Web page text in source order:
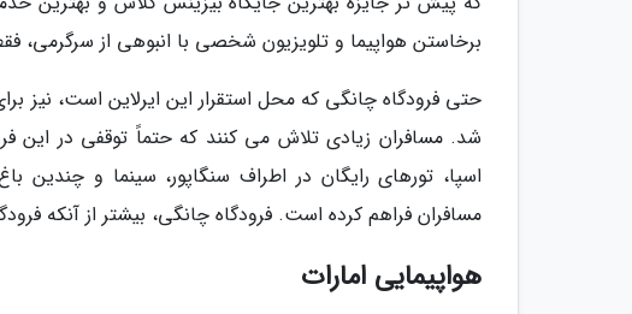
برخاستن هواپیما و تلویزیون شخصی با انبوهی از سرگرمی،
حتی فرودگاه چانگی که محل استقرار این ایرلاین است، نیز
شد. مسافران زیادی تلاش می کنند که حتماً توقفی در این
اسپا، تورهای رایگان در اطراف سنگاپور، سینما و چندین
مسافران فراهم کرده است. فرودگاه چانگی، بیشتر از آنکه
هواپیمایی امارات